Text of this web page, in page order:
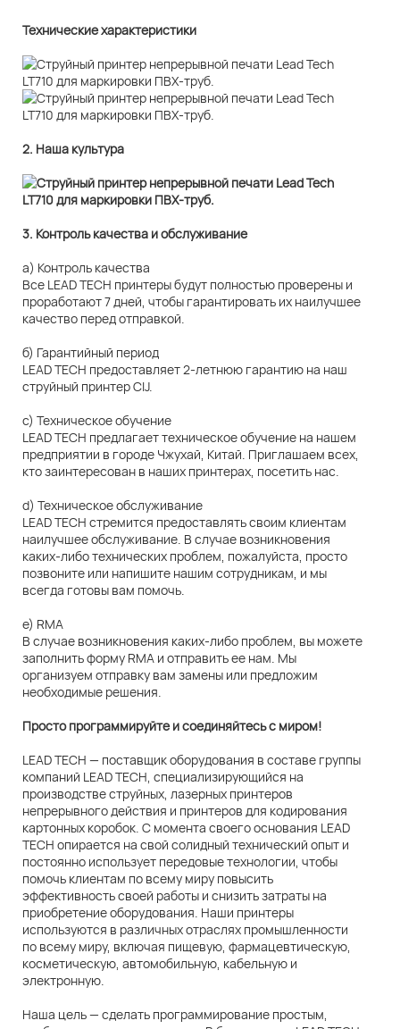
Технические характеристики
2. Наша культура
3. Контроль качества и обслуживание
а) Контроль качества
Все LEAD TECH принтеры будут полностью проверены и
проработают 7 дней, чтобы гарантировать их наилучшее
качество перед отправкой.
б) Гарантийный период
LEAD TECH предоставляет 2-летнюю гарантию на наш
струйный принтер CIJ.
c) Техническое обучение
LEAD TECH предлагает техническое обучение на нашем
предприятии в городе Чжухай, Китай. Приглашаем всех,
кто заинтересован в наших принтерах, посетить нас.
d) Техническое обслуживание
LEAD TECH стремится предоставлять своим клиентам
наилучшее обслуживание. В случае возникновения
каких-либо технических проблем, пожалуйста, просто
позвоните или напишите нашим сотрудникам, и мы
всегда готовы вам помочь.
e) RMA
В случае возникновения каких-либо проблем, вы можете
заполнить форму RMA и отправить ее нам. Мы
организуем отправку вам замены или предложим
необходимые решения.
Просто программируйте и соединяйтесь с миром!
LEAD TECH — поставщик оборудования в составе группы
компаний LEAD TECH, специализирующийся на
производстве струйных, лазерных принтеров
непрерывного действия и принтеров для кодирования
картонных коробок. С момента своего основания LEAD
TECH опирается на свой солидный технический опыт и
постоянно использует передовые технологии, чтобы
помочь клиентам по всему миру повысить
эффективность своей работы и снизить затраты на
приобретение оборудования. Наши принтеры
используются в различных отраслях промышленности
по всему миру, включая пищевую, фармацевтическую,
косметическую, автомобильную, кабельную и
электронную.
Наша цель — сделать программирование простым,